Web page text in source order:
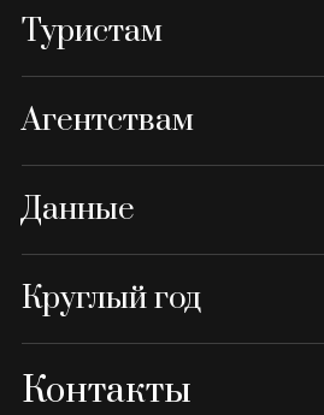
Туристам
Агентствам
Данные
Круглый год
Контакты